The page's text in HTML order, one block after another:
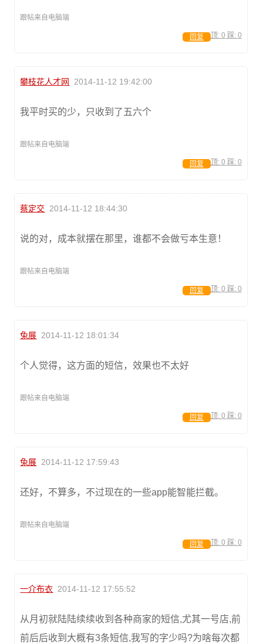
跟帖来自电脑端
顶: 0 踩: 0
回复
攀枝花人才网 2014-11-12 19:42:00
我平时买的少，只收到了五六个
跟帖来自电脑端
顶: 0 踩: 0
回复
蔡定交 2014-11-12 18:44:30
说的对，成本就摆在那里，谁都不会做亏本生意！
跟帖来自电脑端
顶: 0 踩: 0
回复
兔展 2014-11-12 18:01:34
个人觉得，这方面的短信，效果也不太好
跟帖来自电脑端
顶: 0 踩: 0
回复
兔展 2014-11-12 17:59:43
还好，不算多，不过现在的一些app能智能拦截。
跟帖来自电脑端
顶: 0 踩: 0
回复
一介布衣 2014-11-12 17:55:52
从月初就陆陆续续收到各种商家的短信,尤其一号店,前
前后后收到大概有3条短信,我写的字少吗?为啥每次都